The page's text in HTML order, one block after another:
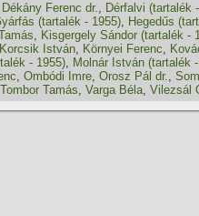
Dékány Ferenc dr., Dérfalvi (tartalék
(tartalék - 1955), Hegedűs
, Kisgergely Sándor (tartalék -
Korcsik István, Környei Ferenc,
- 1955), Molnár István (tartalék
, Ombódi Imre, Orosz Pál dr.,
Tombor Tamás, Varga Béla, Vilezsál